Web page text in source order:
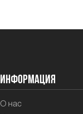
Информация
О нас